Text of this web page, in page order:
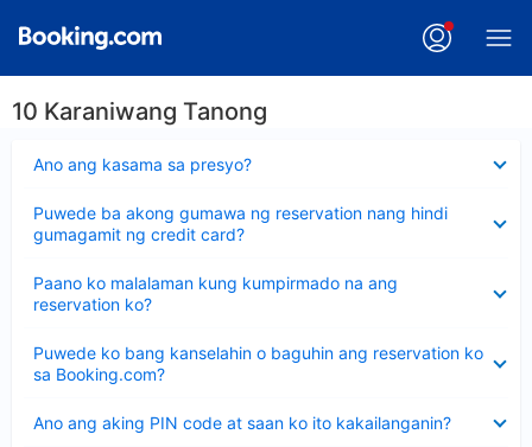
10 Karaniwang Tanong
Ano ang kasama sa presyo?
ang
Puwede ba akong gumawa ng reservation nang hindi
gumagamit ng credit card?
ang
sagot
Paano ko malalaman kung kumpirmado na ang
reservation ko?
ang
sagot
Puwede ko bang kanselahin o baguhin ang reservation ko
sa Booking.com?
ang
sagot
Ano ang aking PIN code at saan ko ito kakailanganin?
ang